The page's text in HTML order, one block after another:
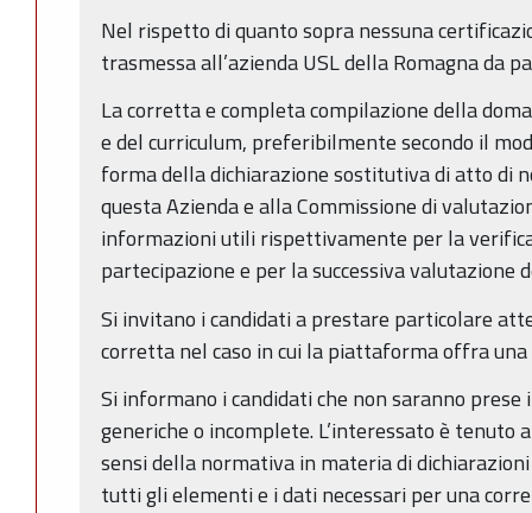
Nel rispetto di quanto sopra nessuna
trasmessa all’azienda USL della Romagna da
La corretta e completa compilazione della
e del curriculum, preferibilmente secondo il
forma della dichiarazione sostitutiva di atto di
questa Azienda e alla Commissione di
informazioni utili rispettivamente per la
partecipazione e per la successiva valutazione
Si invitano i candidati a prestare particolare
corretta nel caso in cui la piattaforma offra
Si informano i candidati che non saranno
generiche o incomplete. L’interessato è tenuto
sensi della normativa in materia di
tutti gli elementi e i dati necessari per una